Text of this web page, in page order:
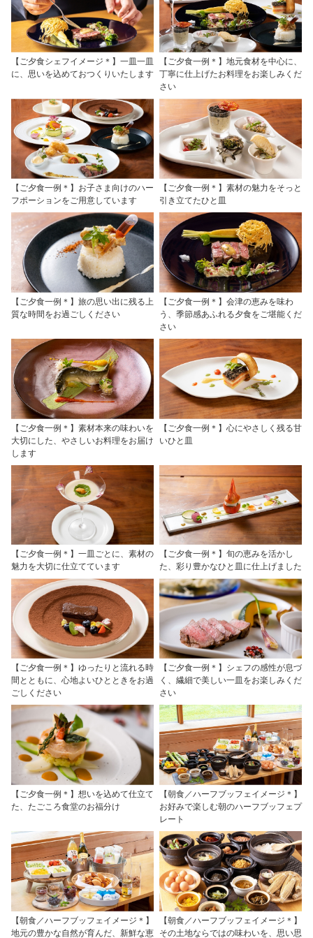
【ご夕食シェフイメージ＊】一皿一皿
に、思いを込めておつくりいたします
【ご夕食一例＊】地元食材を中心に、
丁寧に仕上げたお料理をお楽しみくだ
さい
【ご夕食一例＊】お子さま向けのハー
フポーションをご用意しています
【ご夕食一例＊】素材の魅力をそっと
引き立てたひと皿
【ご夕食一例＊】旅の思い出に残る上
質な時間をお過ごしください
【ご夕食一例＊】会津の恵みを味わ
う、季節感あふれる夕食をご堪能くだ
さい
【ご夕食一例＊】素材本来の味わいを
大切にした、やさしいお料理をお届け
します
【ご夕食一例＊】心にやさしく残る甘
いひと皿
【ご夕食一例＊】一皿ごとに、素材の
魅力を大切に仕立てています
【ご夕食一例＊】旬の恵みを活かし
た、彩り豊かなひと皿に仕上げました
【ご夕食一例＊】ゆったりと流れる時
間とともに、心地よいひとときをお過
ごしください
【ご夕食一例＊】シェフの感性が息づ
く、繊細で美しい一皿をお楽しみくだ
さい
【ご夕食一例＊】想いを込めて仕立て
た、たごころ食堂のお福分け
【朝食／ハーフブッフェイメージ＊】
お好みで楽しむ朝のハーフブッフェプ
レート
【朝食／ハーフブッフェイメージ＊】
地元の豊かな自然が育んだ、新鮮な恵
【朝食／ハーフブッフェイメージ＊】
その土地ならではの味わいを、思い思